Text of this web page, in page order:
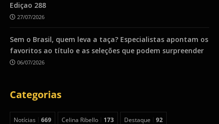
Ediçao 288
27/07/2026
Sem o Brasil, quem leva a taça? Especialistas apontam os
favoritos ao título e as seleções que podem surpreender
06/07/2026
Categorias
Notícias 669 Celina Ribello 173 Destaque 92